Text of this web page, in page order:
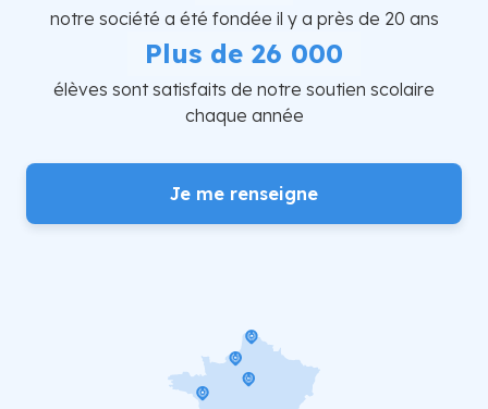
notre société a été fondée il y a près de 20 ans
Plus de 26 000
élèves sont satisfaits de notre soutien scolaire
chaque année
Je me renseigne